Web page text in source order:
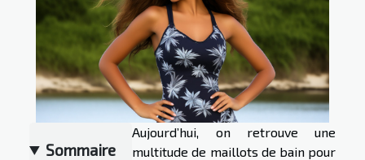
Sommaire
Aujourd’hui, on retrouve une
multitude de maillots de bain pour